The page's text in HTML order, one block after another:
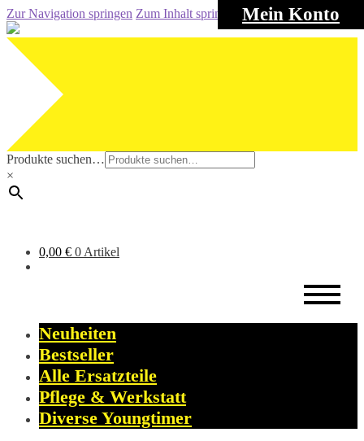
Mein Konto
Zur Navigation springen Zum Inhalt springen
Produkte suchen…
×
0,00 € 0 Artikel
Neuheiten
Bestseller
Alle Ersatzteile
Pflege & Werkstatt
Diverse Youngtimer